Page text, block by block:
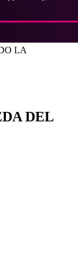
LA
DEL